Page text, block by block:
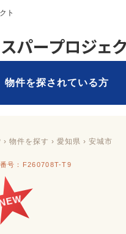
ト
物件を探されている方
› 物件を探す › 愛知県 › 安城市
号：F260708T-T9